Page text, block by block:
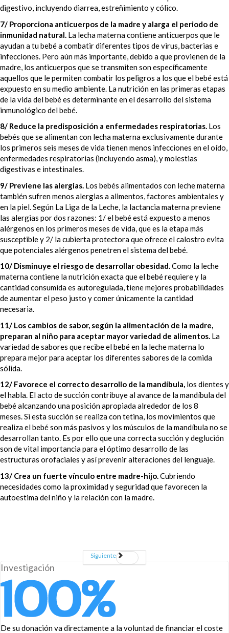
digestivo, incluyendo diarrea, estreñimiento y cólico.
7/ Proporciona anticuerpos de la madre y alarga el periodo de
inmunidad natural. La lecha materna contiene anticuerpos que le
ayudan a tu bebé a combatir diferentes tipos de virus, bacterias e
infecciones. Pero aún más importante, debido a que provienen de la
madre, los anticuerpos que se transmiten son específicamente
aquellos que le permiten combatir los peligros a los que el bebé está
expuesto en su medio ambiente. La nutrición en las primeras etapas
de la vida del bebé es determinante en el desarrollo del sistema
inmunológico del bebé.
8/ Reduce la predisposición a enfermedades respiratorias. Los
bebés que se alimentan con lecha materna exclusivamente durante
los primeros seis meses de vida tienen menos infecciones en el oído,
enfermedades respiratorias (incluyendo asma), y molestias
digestivas e intestinales.
9/ Previene las alergias. Los bebés alimentados con leche materna
también sufren menos alergias a alimentos, factores ambientales y
en la piel. Según La Liga de la Leche, la lactancia materna previene
las alergias por dos razones: 1/ el bebé está expuesto a menos
alérgenos en los primeros meses de vida, que es la etapa más
susceptible y 2/ la cubierta protectora que ofrece el calostro evita
que potenciales alérgenos penetren el sistema del bebé.
10/ Disminuye el riesgo de desarrollar obesidad.Como la leche
materna contiene la nutrición exacta que el bebé requiere y la
cantidad consumida es autoregulada, tiene mejores probabilidades
de aumentar el peso justo y comer únicamente la cantidad
necesaria.
11/ Los cambios de sabor, según la alimentación de la madre,
preparan al niño para aceptar mayor variedad de alimentos. La
variedad de sabores que recibe el bebé en la leche materna lo
prepara mejor para aceptar los diferentes sabores de la comida
sólida.
12/ Favorece el correcto desarrollo de la mandíbula, los dientes y
el habla. El acto de succión contribuye al avance de la mandíbula del
bebé alcanzando una posición apropiada alrededor de los 8
meses. Si esta succión se realiza con tetina, los movimientos que
realiza el bebé son más pasivos y los músculos de la mandíbula no se
desarrollan tanto. Es por ello que una correcta succión y deglución
son de vital importancia para el óptimo desarrollo de las
estructuras orofaciales y así prevenir alteraciones del lenguaje.
13/ Crea un fuerte vínculo entre madre-hijo.Cubriendo
necesidades como la proximidad y seguridad que favorecen la
autoestima del niño y la relación con la madre.
Siguiente
Investigación
De su donación va directamente a la voluntad de financiar el coste